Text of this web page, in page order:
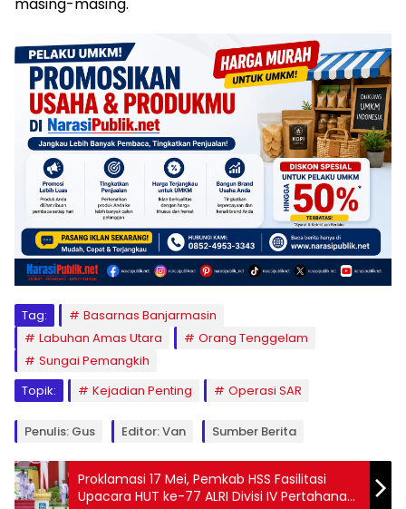
masing-masing.
Tag:
Basarnas Banjarmasin
Labuhan Amas Utara
Orang Tenggelam
Sungai Pemangkih
Topik:
Kejadian Penting Operasi SAR
Penulis: Gus Editor: Van Sumber Berita
Proklamasi 17 Mei, Pemkab HSS Fasilitasi
Upacara HUT ke-77 ALRI Divisi IV Pertahanan